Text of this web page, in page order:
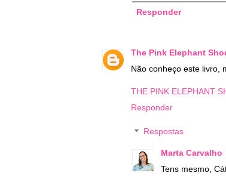
Responder
The Pink Elephant
Não conheço este livro,
THE PINK ELEPHANT
Responder
Respostas
Marta Carvalho
Tens mesmo,